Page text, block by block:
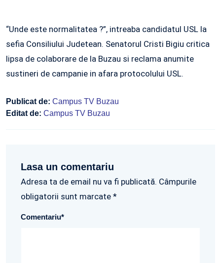
“Unde este normalitatea ?”, intreaba candidatul USL la
sefia Consiliului Judetean. Senatorul Cristi Bigiu critica
lipsa de colaborare de la Buzau si reclama anumite
sustineri de campanie in afara protocolului USL.
Publicat de: Campus TV Buzau
Editat de: Campus TV Buzau
Lasa un comentariu
Adresa ta de email nu va fi publicată. Câmpurile
obligatorii sunt marcate *
Comentariu*